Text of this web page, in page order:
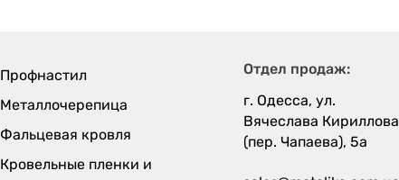
Профнастил
Металлочерепица
Фальцевая кровля
Кровельные пленки и
Отдел продаж:
г. Одесса, ул.
Вячеслава Кириллова
(пер. Чапаева), 5а